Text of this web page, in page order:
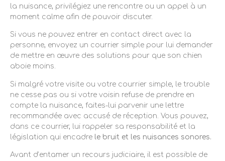
la nuisance, privilégiez une rencontre ou un appel à un
moment calme afin de pouvoir discuter.
Si vous ne pouvez entrer en contact direct avec la
personne, envoyez un courrier simple pour lui demander
de mettre en œuvre des solutions pour que son chien
aboie moins.
Si malgré votre visite ou votre courrier simple, le trouble
ne cesse pas ou si votre voisin refuse de prendre en
compte la nuisance, faites-lui parvenir une lettre
recommandée avec accusé de réception. Vous pouvez,
dans ce courrier, lui rappeler sa responsabilité et la
législation qui encadre le bruit et les nuisances sonores.
Avant d’entamer un recours judiciaire, il est possible de